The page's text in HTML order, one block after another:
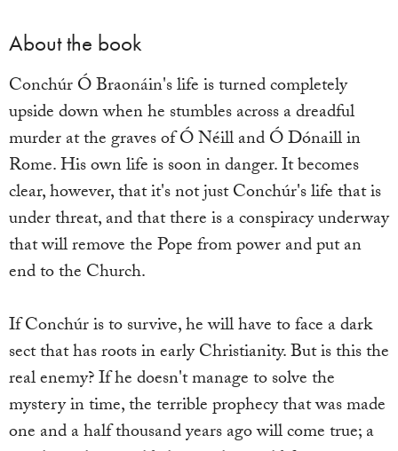
About the book
Conchúr Ó Braonáin's life is turned completely
upside down when he stumbles across a dreadful
murder at the graves of Ó Néill and Ó Dónaill in
Rome. His own life is soon in danger. It becomes
clear, however, that it's not just Conchúr's life that is
under threat, and that there is a conspiracy underway
that will remove the Pope from power and put an
end to the Church.
If Conchúr is to survive, he will have to face a dark
sect that has roots in early Christianity. But is this the
real enemy? If he doesn't manage to solve the
mystery in time, the terrible prophecy that was made
one and a half thousand years ago will come true; a